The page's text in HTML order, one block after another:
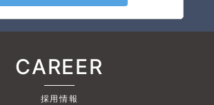
CAREER
採用情報